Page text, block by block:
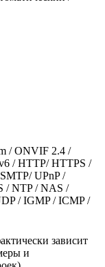
/ ONVIF 2.4 /
/ HTTP/ HTTPS /
UPnP /
/ NTP / NAS /
/ IGMP / ICMP /
зависит
и